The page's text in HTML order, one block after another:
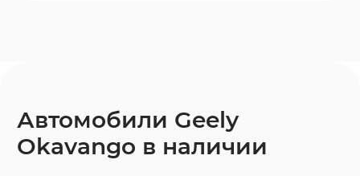
Автомобили Geely
Okavango в наличии